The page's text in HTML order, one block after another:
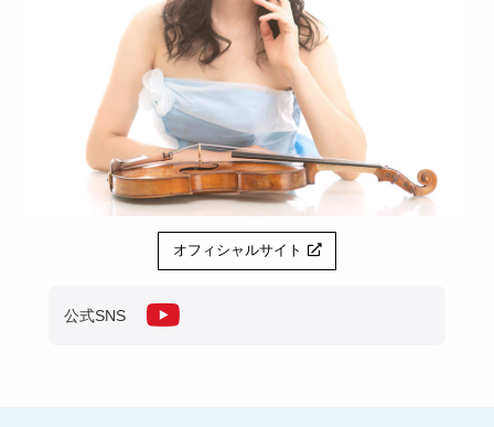
オフィシャルサイト
公式SNS